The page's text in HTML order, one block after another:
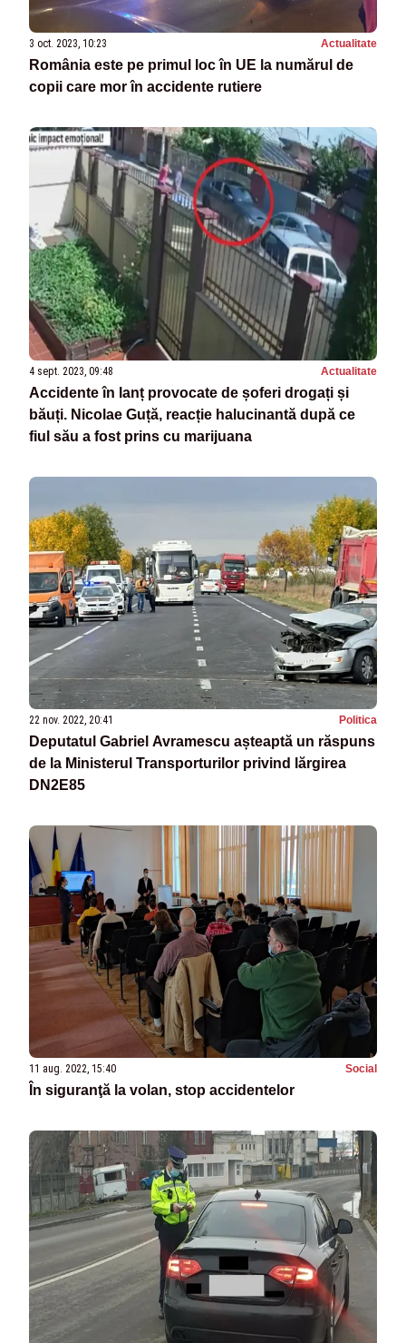
3 oct. 2023, 10:23 Actualitate
România este pe primul loc în UE la numărul de
copii care mor în accidente rutiere
4 sept. 2023, 09:48 Actualitate
Accidente în lanț provocate de șoferi drogați și
băuți. Nicolae Guță, reacție halucinantă după ce
fiul său a fost prins cu marijuana
22 nov. 2022, 20:41 Politica
Deputatul Gabriel Avramescu așteaptă un răspuns
de la Ministerul Transporturilor privind lărgirea
DN2E85
11 aug. 2022, 15:40 Social
În siguranţă la volan, stop accidentelor